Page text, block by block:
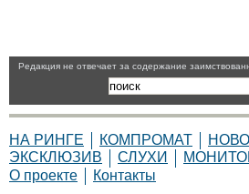
Pедакция не отвечает за содержание
НА РИНГЕ КОМПРОМАТ
ЭКСКЛЮЗИВ
СЛУХИ
О проекте
Контакты